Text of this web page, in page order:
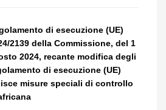
di esecuzione (UE)
2139 della Commissione, del 1
2024, recante modifica degli
di esecuzione (UE)
misure speciali di controllo